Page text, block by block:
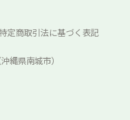
定商取引法に基づく表記
縄県南城市）